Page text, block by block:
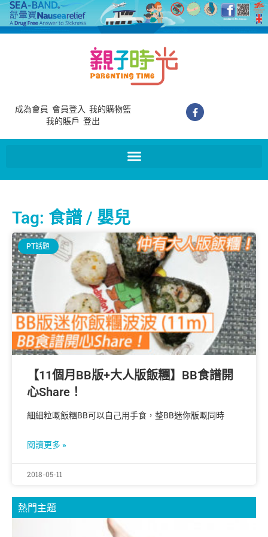
成為會員 會員登入 我的購物籃
我的賬戶 登出
Tag: 食譜 / 嬰兒
PT話題
【11個月BB版+大人版飯糰】BB食譜開
心Share！
細細粒嘅飯糰BB可以自己用手食，整BB迷你版嘅同時
閱讀更多 »
2018-05-11
熱門主題